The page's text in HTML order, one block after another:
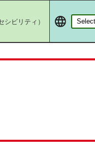
シビリティ）